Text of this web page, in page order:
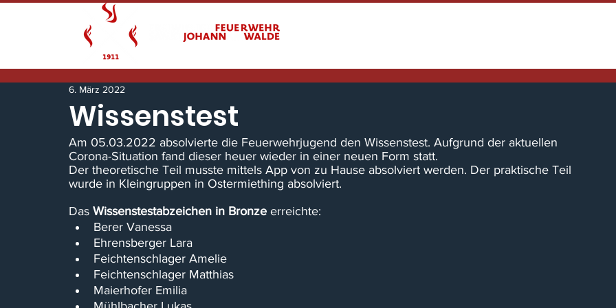
Wissenstest
6. März 2022
Am 05.03.2022 absolvierte die Feuerwehrjugend den Wissenstest. Aufgrund der aktuellen
Corona-Situation fand dieser heuer wieder in einer neuen Form statt.
Der theoretische Teil musste mittels App von zu Hause absolviert werden. Der praktische Teil
wurde in Kleingruppen in Ostermiething absolviert.
Das Wissenstestabzeichen in Bronze erreichte:
Berer Vanessa
Ehrensberger Lara
Feichtenschlager Amelie
Feichtenschlager Matthias
Maierhofer Emilia